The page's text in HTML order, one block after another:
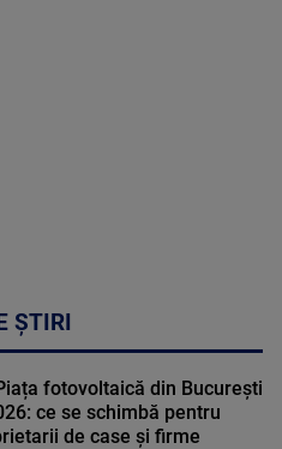
ȘTIRI
fotovoltaică din București
ce se schimbă pentru
de case și firme